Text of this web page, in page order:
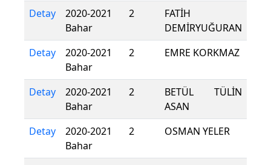
Detay
2020-2021
Bahar
2
FATİH
DEMİRYUĞURAN
Detay
2020-2021
Bahar
2 EMRE KORKMAZ
Detay
2020-2021
Bahar
2
BETÜL TÜLİN
ASAN
Detay
2020-2021
Bahar
2 OSMAN YELER